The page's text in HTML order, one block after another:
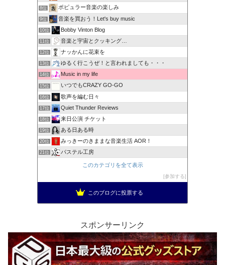
8位 ポピュラー音楽の楽しみ
9位 音楽を買おう！Let's buy music
10位 Bobby Vinton Blog
11位 音楽と宇宙とクッキング…
12位 ナッかんに花束を
13位 ゆるく行こうぜ！と言われましても・・・
14位 Music in my life
15位 いつでもCRAZY GO-GO
16位 歌声を編む日々
17位 Quiet Thunder Reviews
18位 来日公演 チケット
19位 ある日ある時
20位 みっきーのきままな音楽生活 AOR！
21位 パステル工房
このカテゴリを全て表示
参加する
このブログに投票する
スポンサーリンク